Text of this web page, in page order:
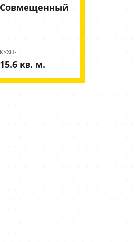
Совмещенный
КУХНЯ
15.6 кв. м.